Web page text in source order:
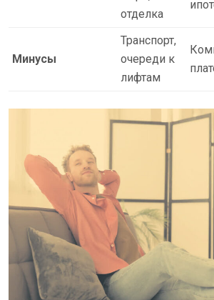
отделка
Минусы
Транспорт,
очереди к
лифтам